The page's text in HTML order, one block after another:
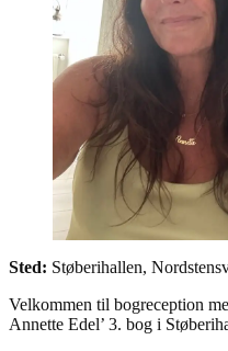
Sted: Støberihallen,
Velkommen til bogreception
Annette Edel’ 3. bog i